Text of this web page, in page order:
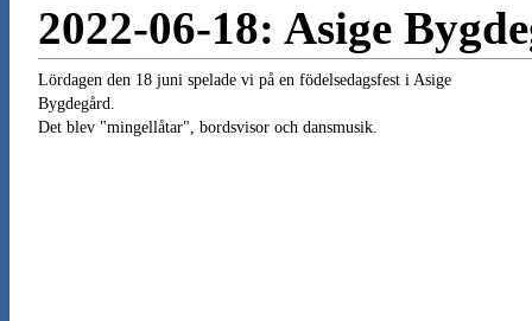
2022-06-18: Asige
Lördagen den 18 juni spelade vi på en födelsedagsfest i Asige
Bygdegård.
Det blev "mingellåtar", bordsvisor och dansmusik.